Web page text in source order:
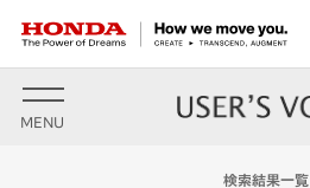
MENU
検索結果一覧